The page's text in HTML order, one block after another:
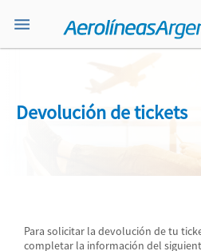
Devolución de tickets
Para solicitar la devolución de tu
completar la información del